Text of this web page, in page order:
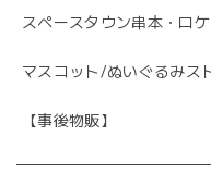
スペースタウン串本・ロ
マスコット/ぬいぐるみス
【事後物販】